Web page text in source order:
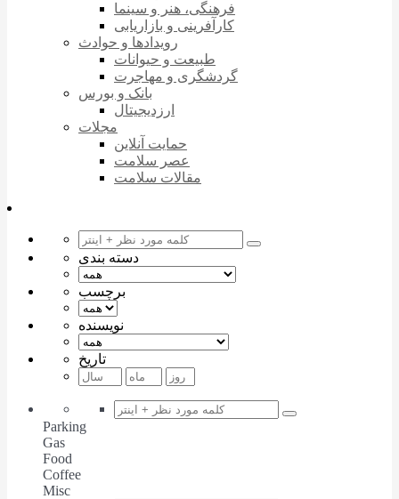
فرهنگی، هنر و سینما
کارآفرینی و بازاریابی
رویدادها و حوادث
طبیعت و حیوانات
گردشگری و مهاجرت
بانک و بورس
ارزدیجیتال
مجلات
حمایت آنلاین
عصر سلامت
مقالات سلامت
دسته بندی
برچسب
نویسنده
تاریخ
Parking
Gas
Food
Coffee
Misc